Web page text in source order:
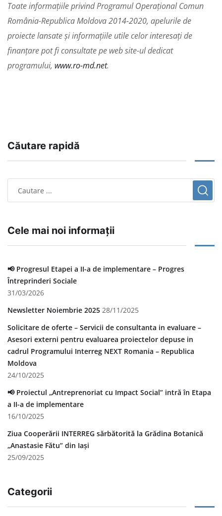
Toate informațiile privind Programul Operațional Comun
România-Republica Moldova 2014-2020, apelurile de
proiecte lansate și informațiile utile celor interesați de
finanțare pot fi consultate pe web site-ul dedicat
programului, www.ro-md.net.
Căutare rapidă
Cele mai noi informații
📢 Progresul Etapei a II-a de implementare – Progres
Întreprinderi Sociale
31/03/2026
Newsletter Noiembrie 2025 28/11/2025
Solicitare de oferte – Servicii de consultanta in evaluare –
Asesori externi pentru evaluarea proiectelor depuse in
cadrul Programului Interreg NEXT Romania – Republica
Moldova
24/10/2025
📢 Proiectul „Antreprenoriat cu Impact Social” intră în Etapa
a II-a de implementare
16/10/2025
Ziua Cooperării INTERREG sărbătorită la Grădina Botanică
„Anastasie Fătu” din Iași
25/09/2025
Categorii